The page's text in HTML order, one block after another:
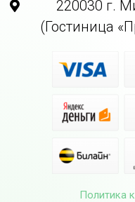
220030 г.
(Гостиница
Политика